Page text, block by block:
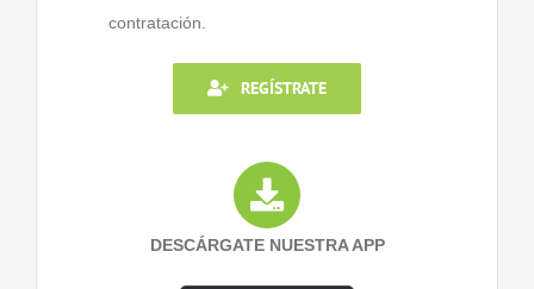
contratación.
REGÍSTRATE
DESCÁRGATE NUESTRA APP